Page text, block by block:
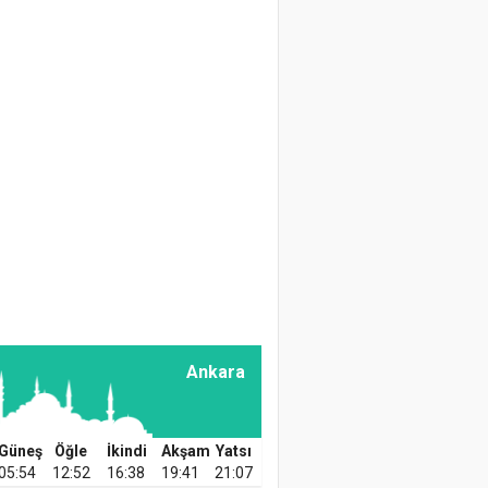
Üzümün İnsan
Beslenmesindeki
Önemi
Prof. Dr. Mikdat Şimşek
Ankara
Güneş Öğle İkindi Akşam Yatsı
12:52 16:38 19:41 21:07